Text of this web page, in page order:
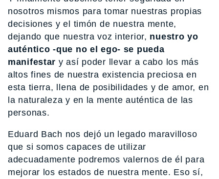
nosotros mismos para tomar nuestras propias
decisiones y el timón de nuestra mente,
dejando que nuestra voz interior, nuestro yo
auténtico -que no el ego- se pueda
manifestar y así poder llevar a cabo los más
altos fines de nuestra existencia preciosa en
esta tierra, llena de posibilidades y de amor, en
la naturaleza y en la mente auténtica de las
personas.
Eduard Bach nos dejó un legado maravilloso
que si somos capaces de utilizar
adecuadamente podremos valernos de él para
mejorar los estados de nuestra mente. Eso sí,